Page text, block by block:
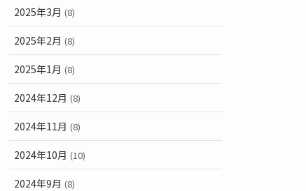
2025年3月 (8)
2025年2月 (8)
2025年1月 (8)
2024年12月 (8)
2024年11月 (8)
2024年10月 (10)
2024年9月 (8)